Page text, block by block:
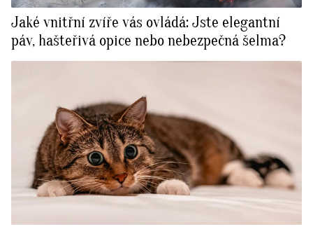
Jaké vnitřní zvíře vás ovládá: Jste elegantní
páv, hašteřivá opice nebo nebezpečná šelma?